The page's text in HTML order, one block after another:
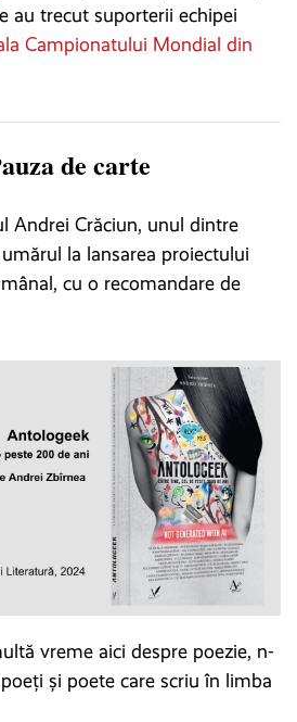
au trecut suporterii echipei
Campionatului Mondial din
de carte
Andrei Crăciun, unul dintre
la lansarea proiectului
cu o recomandare de
vreme aici despre poezie, n-
și poete care scriu în limba